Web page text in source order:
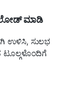
ಮಾಡಿ
ಉಳಿಸಿ, ಸುಲಭ
ಟೂಲ್ಗಳೊಂದಿಗೆ